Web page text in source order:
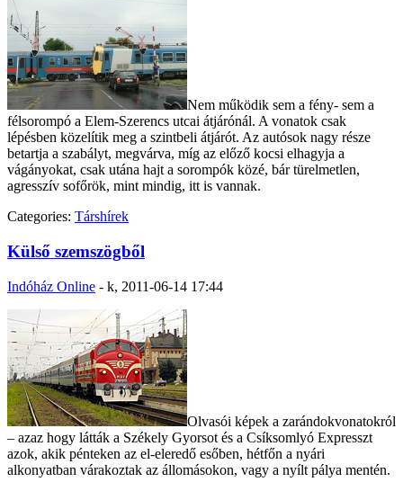
Nem működik sem a fény- sem a
félsorompó a Elem-Szerencs utcai átjárónál. A vonatok csak
lépésben közelítik meg a szintbeli átjárót. Az autósok nagy része
betartja a szabályt, megvárva, míg az előző kocsi elhagyja a
vágányokat, csak utána hajt a sorompók közé, bár türelmetlen,
agresszív sofőrök, mint mindig, itt is vannak.
Categories: Társhírek
Külső szemszögből
Indóház Online - k, 2011-06-14 17:44
Olvasói képek a zarándokvonatokról
– azaz hogy látták a Székely Gyorsot és a Csíksomlyó Expresszt
azok, akik pénteken az el-eleredő esőben, hétfőn a nyári
alkonyatban várakoztak az állomásokon, vagy a nyílt pálya mentén.